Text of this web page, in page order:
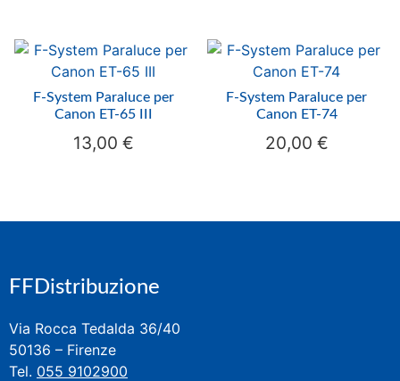
F-System Paraluce per
Canon ET-65 III
13,00 €
F-System Paraluce per
Canon ET-74
20,00 €
FFDistribuzione
Via Rocca Tedalda 36/40
50136 – Firenze
Tel. 055 9102900